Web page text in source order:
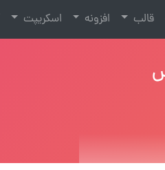
قالب افزونه اسکریپت